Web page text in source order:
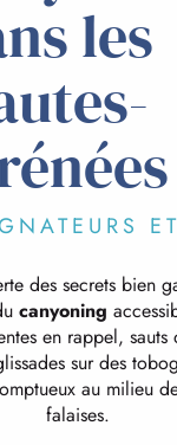
les
des secrets bien
canyoning
en rappel, sauts
sur des
au milieu
falaises.